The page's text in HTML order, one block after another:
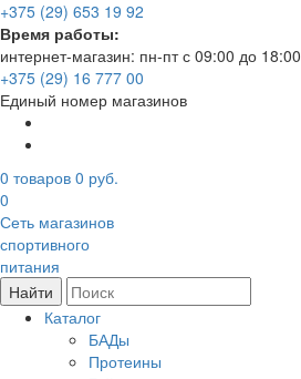
+375 (29) 653 19 92
Время работы:
интернет-магазин: пн-пт с 09:00 до 18:00
+375 (29) 16 777 00
Единый номер магазинов
0 товаров 0 руб.
0
Сеть магазинов
спортивного
питания
Найти
Каталог
БАДы
Протеины